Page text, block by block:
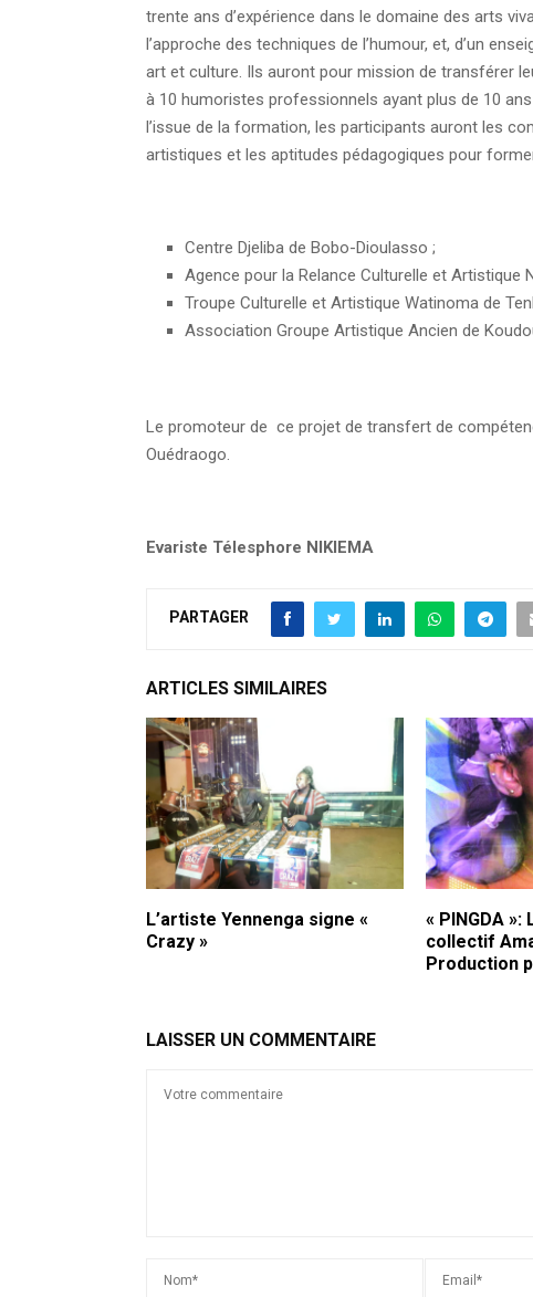
trente ans d’expérience dans le domaine des arts
l’approche des techniques de l’humour, et, d’un
art et culture. Ils auront pour mission de transférer
à 10 humoristes professionnels ayant plus de 10
l’issue de la formation, les participants auront les
artistiques et les aptitudes pédagogiques pour
Centre Djeliba de Bobo-Dioulasso ;
Agence pour la Relance Culturelle et Artistique
Troupe Culturelle et Artistique Watinoma de
Association Groupe Artistique Ancien de
Le promoteur de ce projet de transfert de
Ouédraogo.
Evariste Télesphore NIKIEMA
PARTAGER
ARTICLES SIMILAIRES
L’artiste Yennenga signe «
Crazy »
« PINGDA
collectif
Production
LAISSER UN COMMENTAIRE